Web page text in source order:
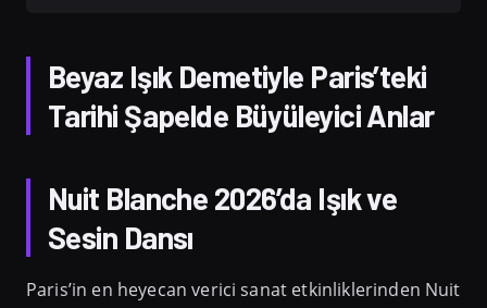
Beyaz Işık Demetiyle Paris’teki
Tarihi Şapelde Büyüleyici Anlar
Nuit Blanche 2026’da Işık ve
Sesin Dansı
Paris’in en heyecan verici sanat etkinliklerinden Nuit